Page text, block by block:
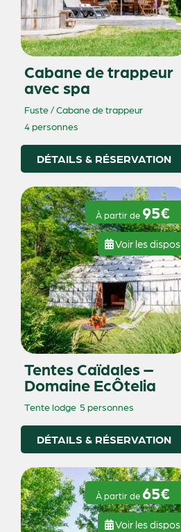
Cabane de trappeur
avec spa
Fuste / Cabane de trappeur
4 personnes
DÉTAILS & RÉSERVATION
À partir de 95€
Voir les dispos
Tentes Caïdales –
Domaine EcÔtelia
Tente lodge 5 personnes
DÉTAILS & RÉSERVATION
À partir de 65€
Voir les dispos